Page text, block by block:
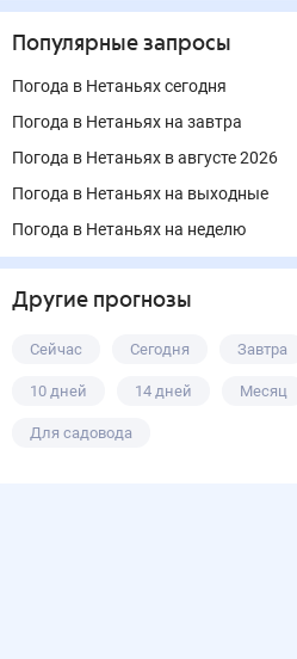
Популярные запросы
Погода в Нетаньях сегодня
Погода в Нетаньях на завтра
Погода в Нетаньях в августе 2026
Погода в Нетаньях на выходные
Погода в Нетаньях на неделю
Другие прогнозы
Сейчас Сегодня Завтра
10 дней 14 дней Месяц
Для садовода